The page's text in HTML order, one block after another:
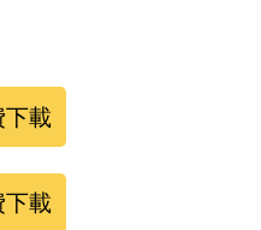
下載
下載